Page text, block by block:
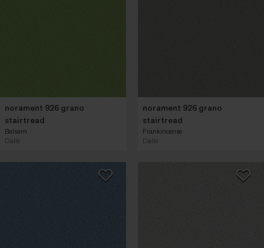
norament 926 grano
stairtread
Balsam
Dalle
norament 926 grano
stairtread
Frankincense
Dalle